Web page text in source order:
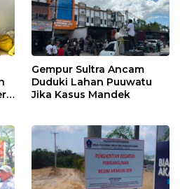
Gempur Sultra Ancam
Duduki Lahan Puuwatu
Jika Kasus Mandek